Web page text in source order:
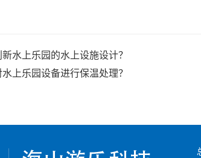
水上乐园的水上设施设计？
上乐园设备进行保温处理？